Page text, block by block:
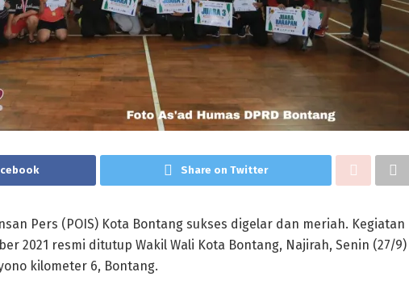
Share on Twitter
Pers (POIS) Kota Bontang sukses digelar dan meriah. Kegiatan
2021 resmi ditutup Wakil Wali Kota Bontang, Najirah, Senin (27/9)
kilometer 6, Bontang.